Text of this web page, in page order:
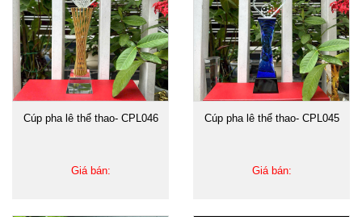
Cúp pha lê thể thao- CPL046
Giá bán:
Cúp pha lê thể thao- CPL045
Giá bán: